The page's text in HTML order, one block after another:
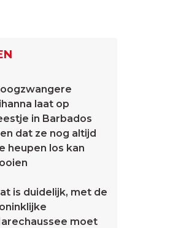
laat op
in Barbados
dat ze nog altijd
heupen los kan
is duidelijk, met de
moet